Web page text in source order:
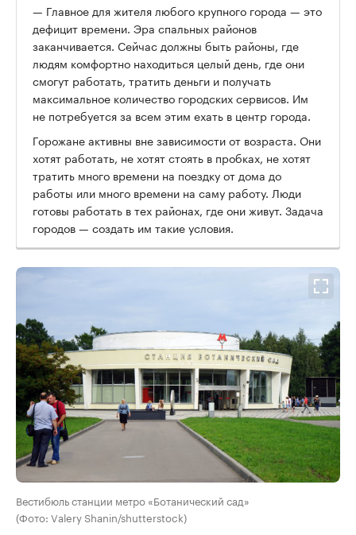
— Главное для жителя любого крупного города — это
дефицит времени. Эра спальных районов
заканчивается. Сейчас должны быть районы, где
людям комфортно находиться целый день, где они
смогут работать, тратить деньги и получать
максимальное количество городских сервисов. Им
не потребуется за всем этим ехать в центр города.
Горожане активны вне зависимости от возраста. Они
хотят работать, не хотят стоять в пробках, не хотят
тратить много времени на поездку от дома до
работы или много времени на саму работу. Люди
готовы работать в тех районах, где они живут. Задача
городов — создать им такие условия.
Вестибюль станции метро «Ботанический сад»
(Фото: Valery Shanin/shutterstock)